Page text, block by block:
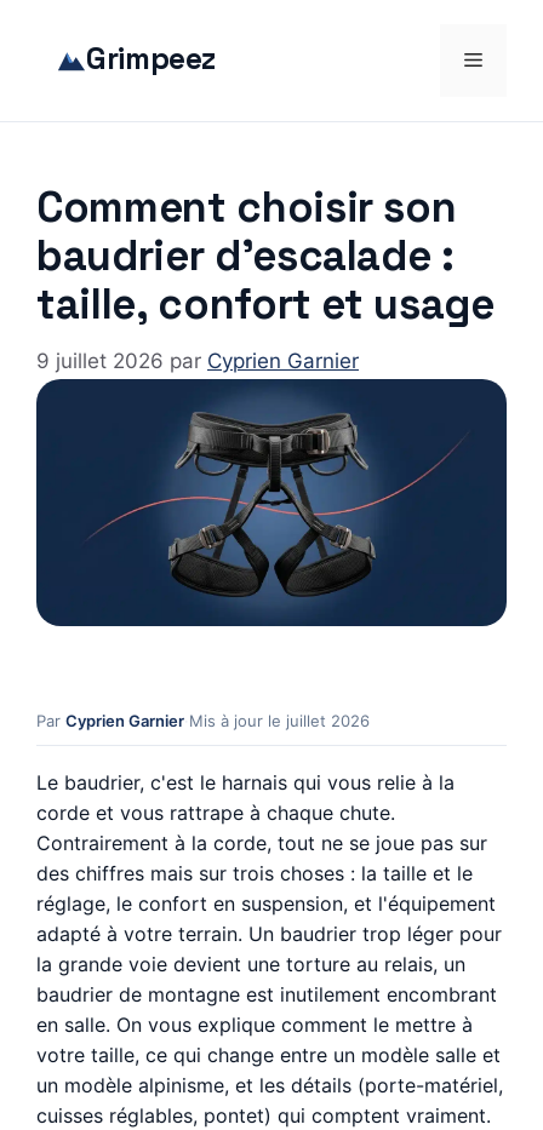
contenu Grimpeez Menu
Comment choisir son
baudrier d’escalade :
taille, confort et usage
9 juillet 2026 par Cyprien Garnier
Par Cyprien Garnier Mis à jour le juillet 2026
Le baudrier, c'est le harnais qui vous relie à la
corde et vous rattrape à chaque chute.
Contrairement à la corde, tout ne se joue pas sur
des chiffres mais sur trois choses : la taille et le
réglage, le confort en suspension, et l'équipement
adapté à votre terrain. Un baudrier trop léger pour
la grande voie devient une torture au relais, un
baudrier de montagne est inutilement encombrant
en salle. On vous explique comment le mettre à
votre taille, ce qui change entre un modèle salle et
un modèle alpinisme, et les détails (porte-matériel,
cuisses réglables, pontet) qui comptent vraiment.